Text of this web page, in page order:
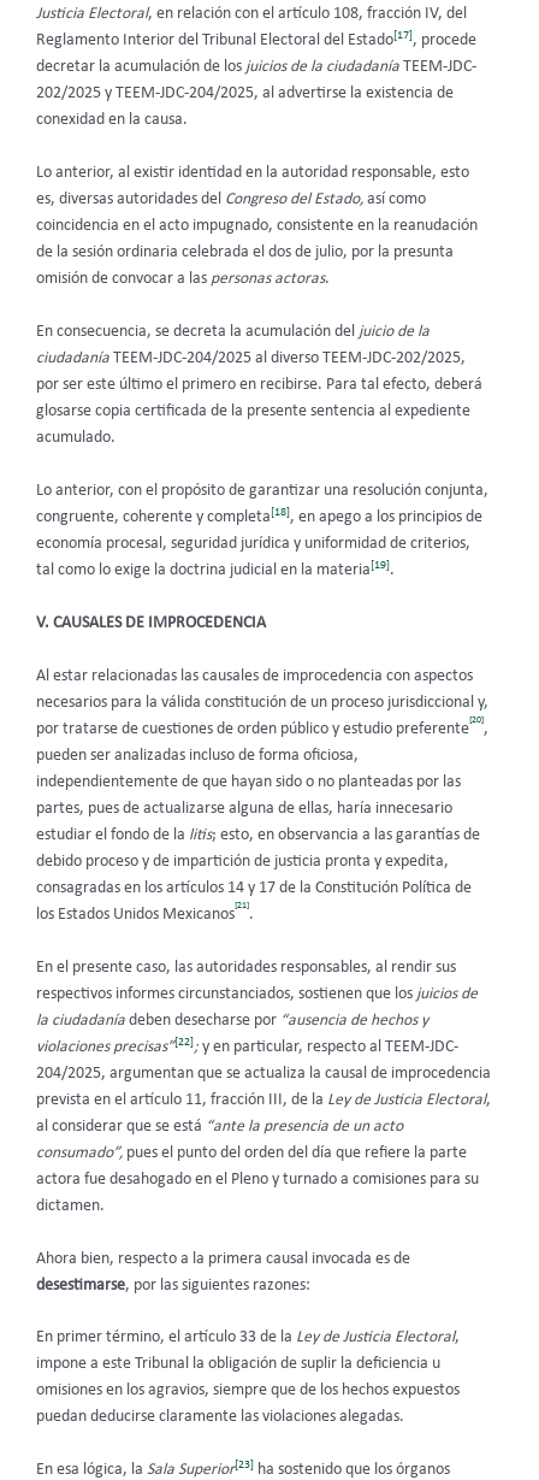
Justicia Electoral, en relación con el artículo 108, fracción IV, del
Reglamento Interior del Tribunal Electoral del Estado[17], procede
decretar la acumulación de los juicios de la ciudadanía
TEEM-JDC-
202/2025 y TEEM-JDC-204/2025, al advertirse la existencia de
conexidad en la causa.
Lo anterior, al existir identidad en la autoridad responsable, esto
es, diversas autoridades del Congreso del Estado, así como
coincidencia en el acto impugnado, consistente en la reanudación
de la sesión ordinaria celebrada el dos de julio, por la presunta
omisión de convocar a las personas actoras.
En consecuencia, se decreta la acumulación del juicio de la
ciudadanía
TEEM-JDC-204/2025 al diverso TEEM-JDC-202/2025,
por ser este último el primero en recibirse. Para tal efecto, deberá
glosarse copia certificada de la presente sentencia al expediente
acumulado.
Lo anterior, con el propósito de garantizar una resolución conjunta,
congruente, coherente y completa[18], en apego a los principios de
economía procesal, seguridad jurídica y uniformidad de criterios,
tal como lo exige la doctrina judicial en la materia[19].
V. CAUSALES DE IMPROCEDENCIA
Al estar relacionadas las causales de improcedencia con aspectos
necesarios para la válida constitución de un proceso jurisdiccional y,
por tratarse de cuestiones de orden público y estudio preferente
[20]
,
pueden ser analizadas incluso de forma oficiosa,
independientemente de que hayan sido o no planteadas por las
partes, pues de actualizarse alguna de ellas, haría innecesario
estudiar el fondo de la litis; esto, en observancia a las garantías de
debido proceso y de impartición de justicia pronta y expedita,
consagradas en los artículos 14 y 17 de la Constitución Política de
los Estados Unidos Mexicanos
[21]
.
En el presente caso, las autoridades responsables, al rendir sus
respectivos informes circunstanciados, sostienen que los juicios de
la ciudadanía deben desecharse por “ausencia de hechos y
violaciones precisas”[22]; y en particular, respecto al TEEM-JDC-
204/2025, argumentan que se actualiza la causal de improcedencia
prevista en el artículo 11, fracción III, de la Ley de Justicia Electoral,
al considerar que se está “ante la presencia de un acto
consumado”, pues el punto del orden del día que refiere la parte
actora fue desahogado en el Pleno y turnado a comisiones para su
dictamen.
Ahora bien, respecto a la primera causal invocada es de
desestimarse, por las siguientes razones:
En primer término, el artículo 33 de la Ley de Justicia Electoral,
impone a este Tribunal la obligación de suplir la deficiencia u
omisiones en los agravios, siempre que de los hechos expuestos
puedan deducirse claramente las violaciones alegadas.
En esa lógica, la Sala Superior[23] ha sostenido que los órganos